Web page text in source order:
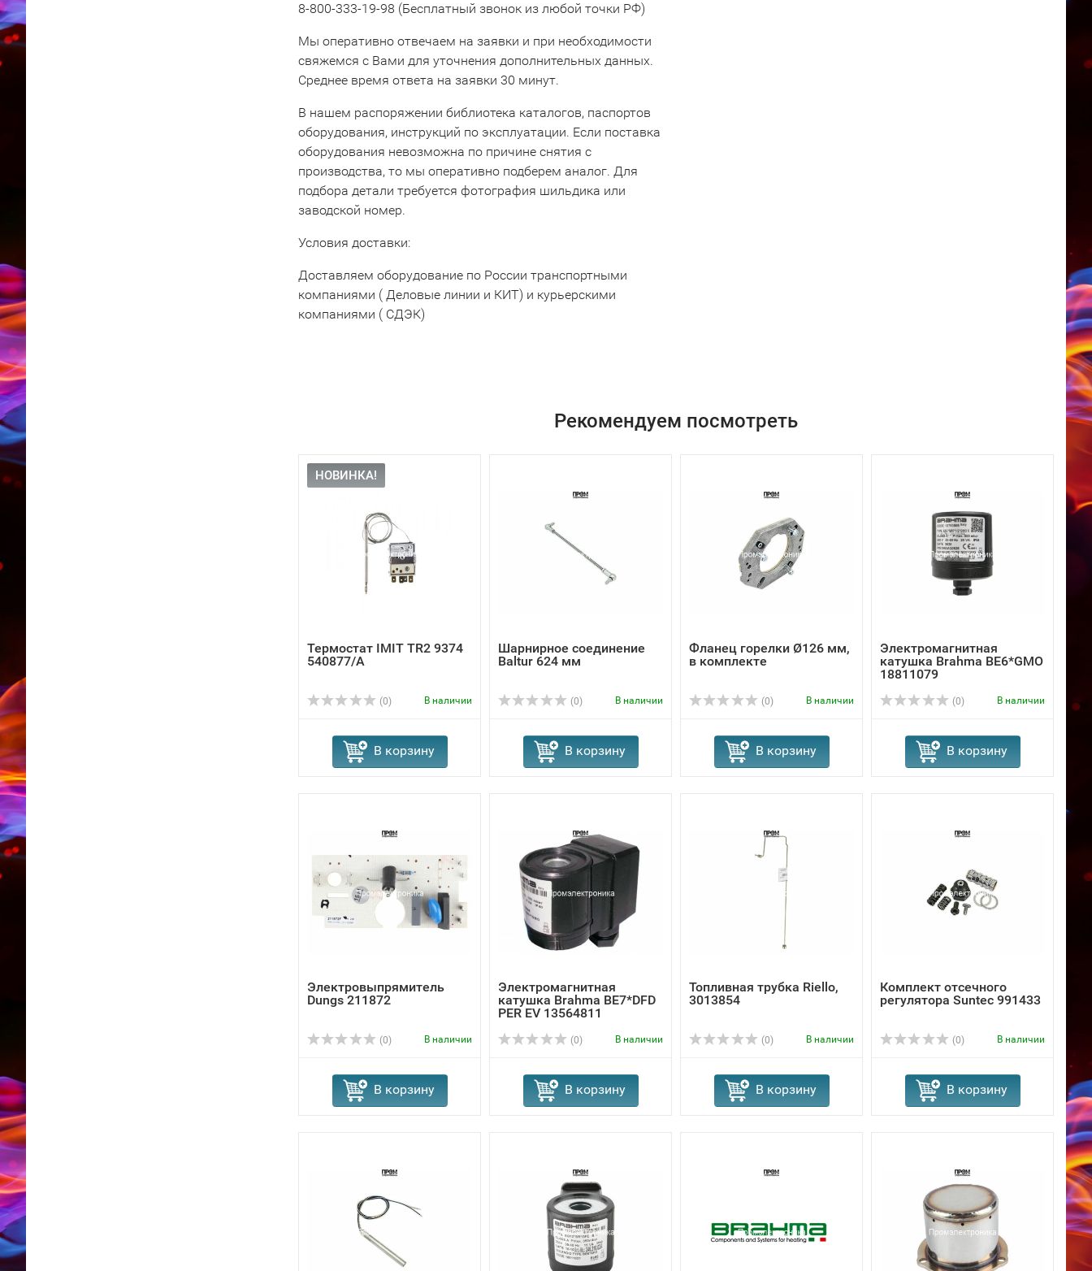
8-800-333-19-98 (Бесплатный звонок из любой точки РФ)
Мы оперативно отвечаем на заявки и при необходимости
свяжемся с Вами для уточнения дополнительных данных.
Среднее время ответа на заявки 30 минут.
В нашем распоряжении библиотека каталогов, паспортов
оборудования, инструкций по эксплуатации. Если поставка
оборудования невозможна по причине снятия с
производства, то мы оперативно подберем аналог. Для
подбора детали требуется фотография шильдика или
заводской номер.
Условия доставки:
Доставляем оборудование по России транспортными
компаниями ( Деловые линии и КИТ) и курьерскими
компаниями ( СДЭК)
Рекомендуем посмотреть
НОВИНКА!
Термостат IMIT TR2 9374
540877/A
(0) В наличии
В корзину
Шарнирное соединение
Baltur 624 мм
(0) В наличии
В корзину
Фланец горелки Ø126 мм,
в комплекте
(0) В наличии
В корзину
Электромагнитная
катушка Brahma BE6*GMO
18811079
(0) В наличии
В корзину
Электровыпрямитель
Dungs 211872
(0) В наличии
В корзину
Электромагнитная
катушка Brahma BE7*DFD
PER EV 13564811
(0) В наличии
В корзину
Топливная трубка Riello,
3013854
(0) В наличии
В корзину
Комплект отсечного
регулятора Suntec 991433
(0) В наличии
В корзину